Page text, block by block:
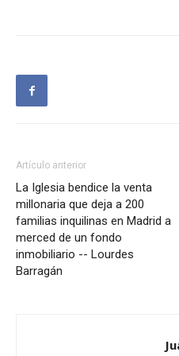
Artículo anterior
La Iglesia bendice la venta
millonaria que deja a 200
familias inquilinas en Madrid a
merced de un fondo
inmobiliario -- Lourdes
Barragán